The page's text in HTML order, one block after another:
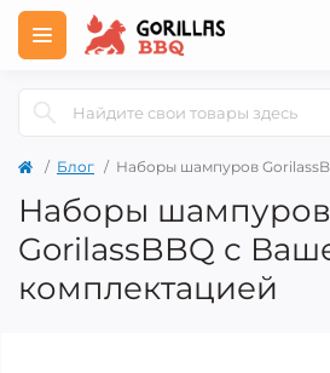
Блог Наборы шампуров
Наборы шампуров
GorilassBBQ с
комплектацией